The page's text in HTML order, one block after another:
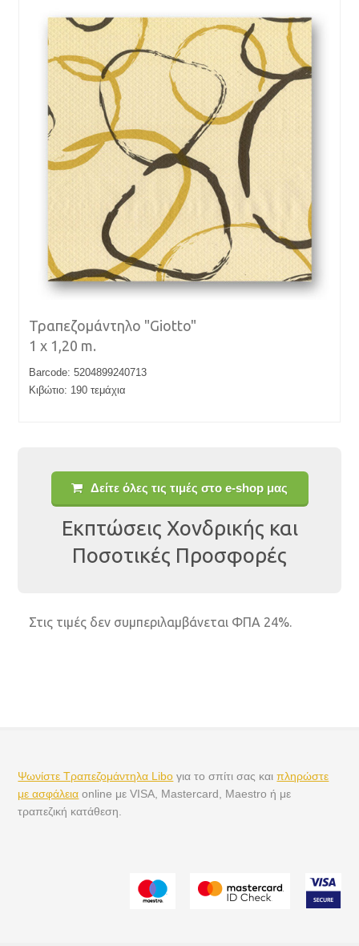
Τραπεζομάντηλο "Giotto"
1 x 1,20 m.
Barcode: 5204899240713
Κιβώτιο: 190 τεμάχια
Δείτε όλες τις τιμές στο e-shop μας
Εκπτώσεις Χονδρικής και
Ποσοτικές Προσφορές
Στις τιμές δεν συμπεριλαμβάνεται ΦΠΑ 24%.
Ψωνίστε Τραπεζομάντηλα Libo για το σπίτι σας καιπληρώστε
με ασφάλεια online με VISA, Mastercard, Maestro ή με
τραπεζική κατάθεση.